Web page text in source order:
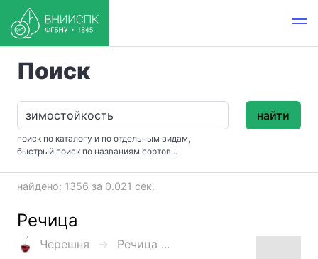
Поиск
поиск по каталогу и по отдельным видам,
быстрый поиск по названиям сортов...
найти
найдено: 1356 за 0.021 сек.
Речица
Черешня
Речица ...